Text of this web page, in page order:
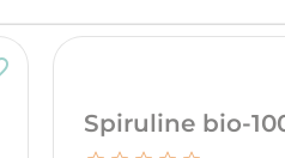
Spiruline bio-